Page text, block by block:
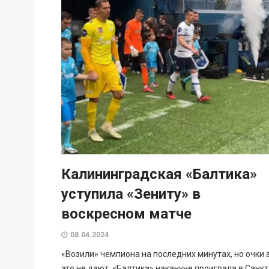
Калининградская «Балтика»
уступила «Зениту» в
воскресном матче
08.04.2024
«Возили» чемпиона на последних минутах, но очки